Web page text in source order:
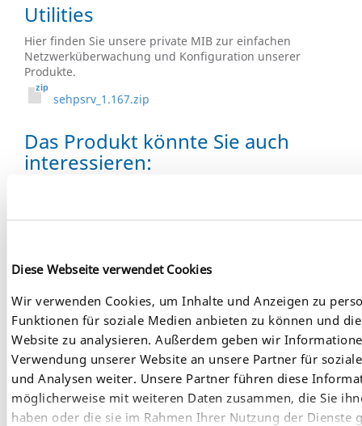
Diese Webseite verwendet Cookies
Wir verwenden Cookies, um Inhalte und Anzeigen zu
Funktionen für soziale Medien anbieten zu können und
Website zu analysieren. Außerdem geben wir
Verwendung unserer Website an unsere Partner für
und Analysen weiter. Unsere Partner führen diese
möglicherweise mit weiteren Daten zusammen, die Sie
haben oder die sie im Rahmen Ihrer Nutzung der Dienste
Utilities
Hier finden Sie unsere private MIB zur einfachen
Netzwerküberwachung und Konfiguration unserer
Produkte.
sehpsrv_1.167.zip
Das Produkt könnte Sie auch
interessieren:
INU-100